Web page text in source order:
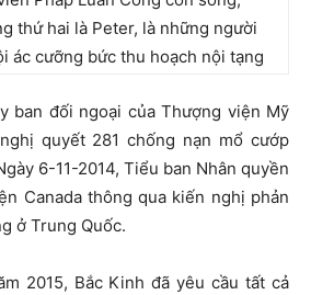
thứ hai là Peter, là những người
ác cưỡng bức thu hoạch nội tạng
ban đối ngoại của Thượng viện Mỹ
quyết 281 chống nạn mổ cướp
6-11-2014, Tiểu ban Nhân quyền
Canada thông qua kiến nghị phản
ở Trung Quốc.
2015, Bắc Kinh đã yêu cầu tất cả